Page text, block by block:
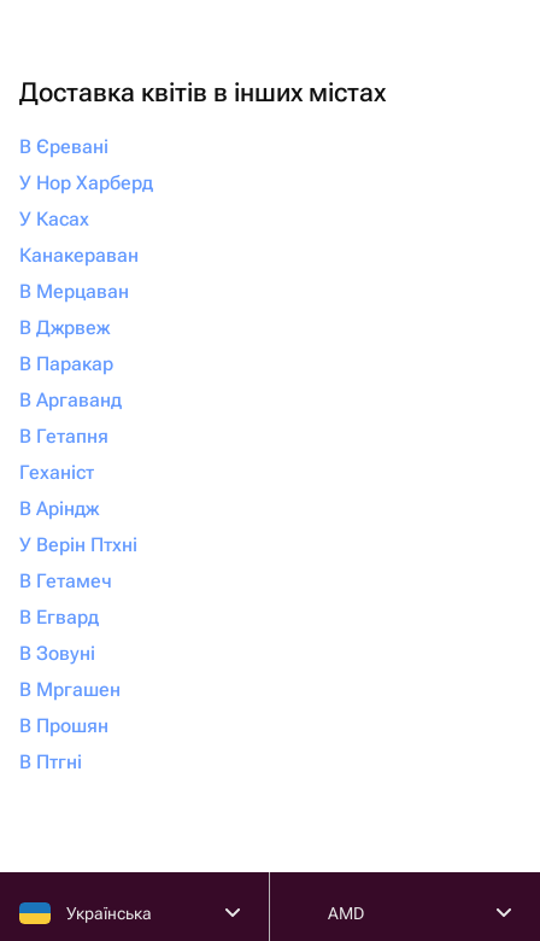
Доставка квітів в інших містах
В Єревані
У Нор Харберд
У Касах
Канакераван
В Мерцаван
В Джрвеж
В Паракар
В Аргаванд
В Гетапня
Геханіст
В Аріндж
У Верін Птхні
В Гетамеч
В Егвард
В Зовуні
В Мргашен
В Прошян
В Птгні
Українська AMD